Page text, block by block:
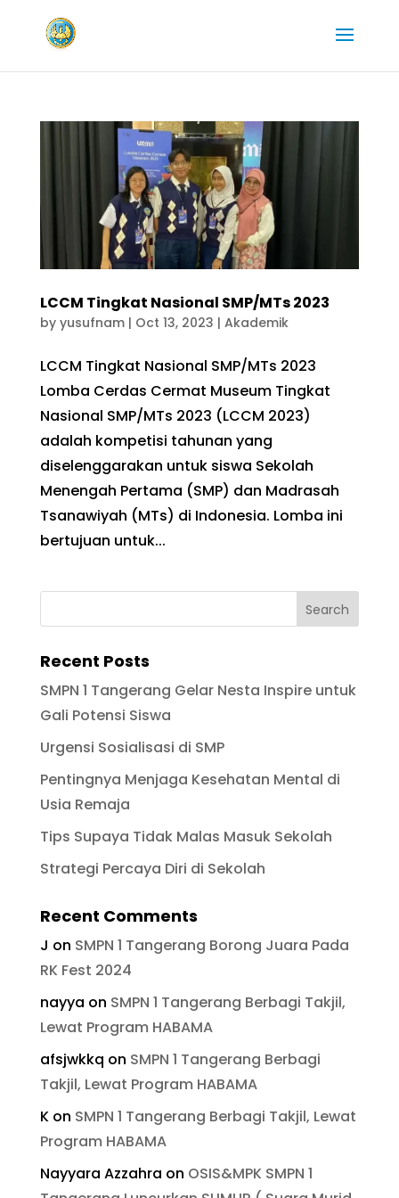
LCCM Tingkat Nasional SMP/MTs 2023
by yusufnam| Oct 13, 2023 | Akademik
LCCM Tingkat Nasional SMP/MTs 2023
Lomba Cerdas Cermat Museum Tingkat
Nasional SMP/MTs 2023 (LCCM 2023)
adalah kompetisi tahunan yang
diselenggarakan untuk siswa Sekolah
Menengah Pertama (SMP) dan Madrasah
Tsanawiyah (MTs) di Indonesia. Lomba ini
bertujuan untuk...
Recent Posts
SMPN 1 Tangerang Gelar Nesta Inspire untuk
Gali Potensi Siswa
Urgensi Sosialisasi di SMP
Pentingnya Menjaga Kesehatan Mental di
Usia Remaja
Tips Supaya Tidak Malas Masuk Sekolah
Strategi Percaya Diri di Sekolah
Recent Comments
J on SMPN 1 Tangerang Borong Juara Pada
RK Fest 2024
nayya on SMPN 1 Tangerang Berbagi Takjil,
Lewat Program HABAMA
afsjwkkq on SMPN 1 Tangerang Berbagi
Takjil, Lewat Program HABAMA
Kon SMPN 1 Tangerang Berbagi Takjil, Lewat
Program HABAMA
Nayyara Azzahra on OSIS&MPK SMPN 1